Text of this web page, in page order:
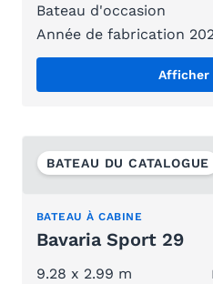
Bateau d'occasion
Année de fabrication
Afficher
BATEAU DU CATALOGUE
BATEAU À CABINE
Bavaria Sport 29
9.28 x 2.99 m